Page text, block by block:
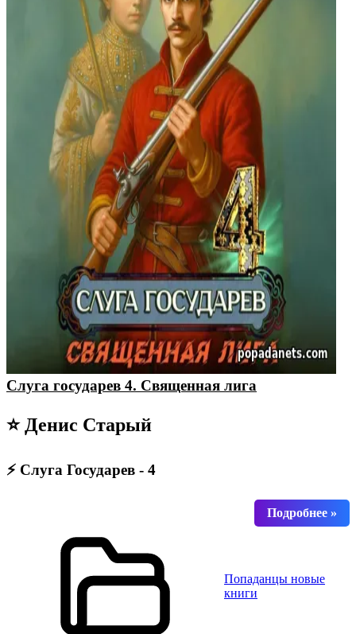
Слуга государев 4. Священная лига
⭐ Денис Старый
⚡ Слуга Государев - 4
Попаданцы новые
книги